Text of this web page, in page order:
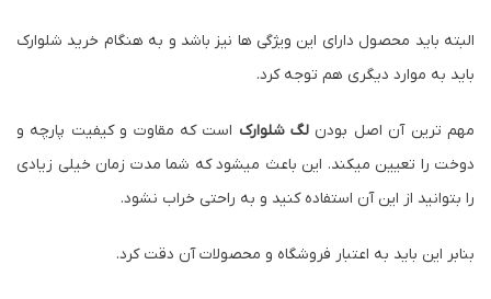
البته باید محصول دارای این ویژگی ها نیز باشد و به هنگام خرید شلوارک
باید به موارد دیگری هم توجه کرد.
مهم ترین آن اصل بودن لگ شلوارک است که مقاوت و کیفیت پارچه و
دوخت را تعیین میکند. این باعث میشود که شما مدت زمان خیلی زیادی
را بتوانید از این آن استفاده کنید و به راحتی خراب نشود.
بنابر این باید به اعتبار فروشگاه و محصولات آن دقت کرد.